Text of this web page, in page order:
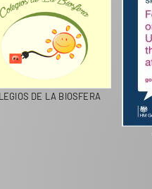
DE LA BIOSFERA